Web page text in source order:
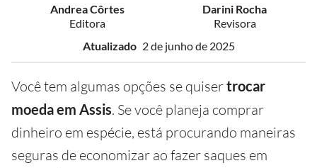
Andrea Côrtes
Editora
Darini Rocha
Revisora
Atualizado 2 de junho de 2025
Você tem algumas opções se quisertrocar
moeda em Assis. Se você planeja comprar
dinheiro em espécie, está procurando maneiras
seguras de economizar ao fazer saques em